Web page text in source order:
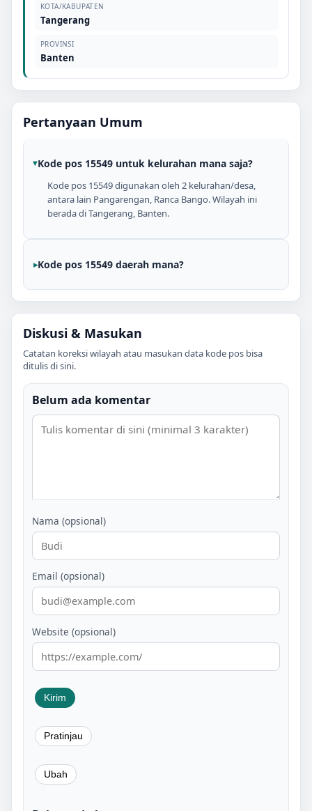
KOTA/KABUPATEN
Tangerang
PROVINSI
Banten
Pertanyaan Umum
Kode pos 15549 untuk kelurahan mana saja?
Kode pos 15549 digunakan oleh 2 kelurahan/desa,
antara lain Pangarengan, Ranca Bango. Wilayah ini
berada di Tangerang, Banten.
Kode pos 15549 daerah mana?
Diskusi & Masukan
Catatan koreksi wilayah atau masukan data kode pos bisa
ditulis di sini.
Belum ada komentar
Nama (opsional)
Email (opsional)
Website (opsional)